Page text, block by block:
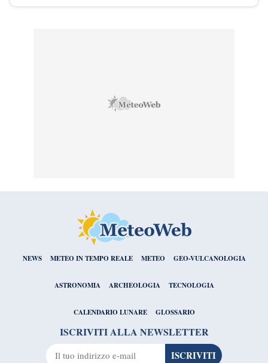
NEWS METEO IN TEMPO REALE METEO GEO-VULCANOLOGIA
ASTRONOMIA ARCHEOLOGIA TECNOLOGIA
CALENDARIO LUNARE GLOSSARIO
ISCRIVITI ALLA NEWSLETTER